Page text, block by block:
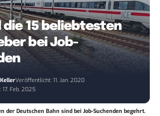
die 15 beliebtesten
bei Job-
Veröffentlicht: 11. Jan. 2020
Feb. 2025
der Deutschen Bahn sind bei Job-Suchenden begehrt.